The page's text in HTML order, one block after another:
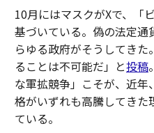
10月にはマスクがXで、「
基づいている。偽の法定
らゆる政府がそうしてき
ることは不可能だ」と投稿
な軍拡競争」こそが、近
格がいずれも高騰してきた
ている。